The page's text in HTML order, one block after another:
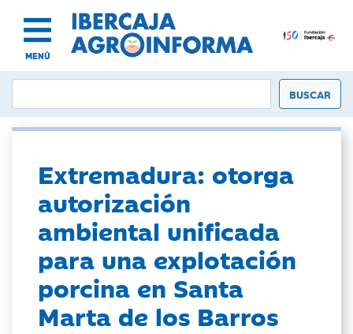
MENÚ
Extremadura: otorga
autorización
ambiental unificada
para una explotación
porcina en Santa
Marta de los Barros